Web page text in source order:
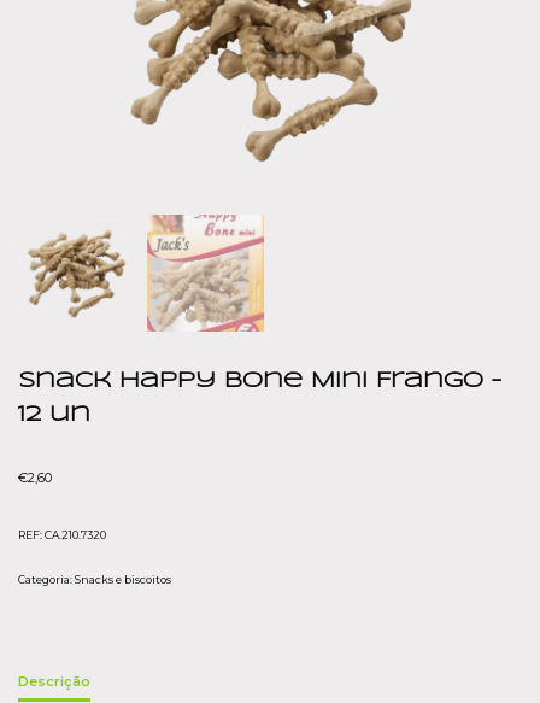
Snack Happy Bone Mini Frango –
12 un
€2,60
REF:CA.210.7320
Categoria:Snacks e biscoitos
Descrição